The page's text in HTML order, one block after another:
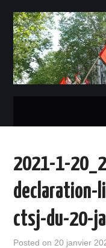
INSTANCES ET ÉLU-E-
LE SYNDICAT
2021-1-
declaration-
ctsj-du-20-
Posted on 20 janvier